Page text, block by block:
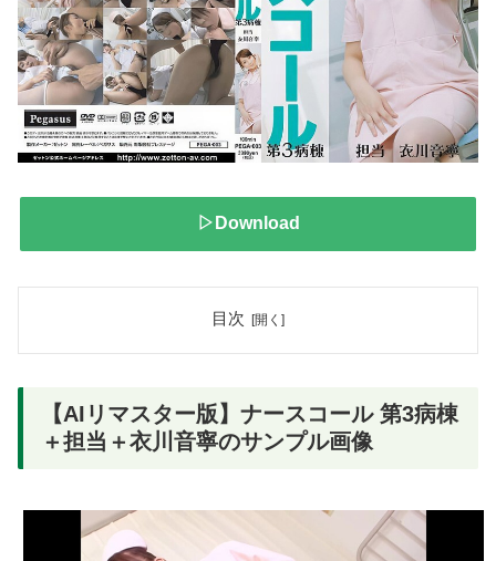
▷Download
目次
【AIリマスター版】ナースコール 第3病棟
＋担当＋衣川音寧のサンプル画像